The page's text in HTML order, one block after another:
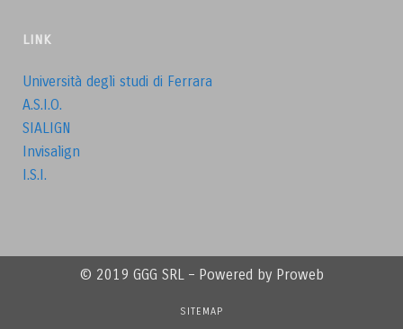
LINK
Università degli studi di Ferrara
A.S.I.O.
SIALIGN
Invisalign
I.S.I.
© 2019 GGG SRL – Powered by Proweb
SITEMAP